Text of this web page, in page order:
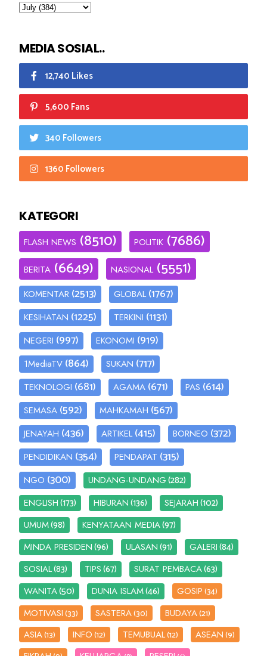
MEDIA SOSIAL..
12,740 Likes
5,600 Fans
340 Followers
1360 Followers
KATEGORI
FLASH NEWS (8510) POLITIK (7686)
BERITA (6649) NASIONAL (5551)
KOMENTAR (2513) GLOBAL (1767)
KESIHATAN (1225) TERKINI (1131)
NEGERI (997) EKONOMI (919)
1MediaTV (864) SUKAN (717)
TEKNOLOGI (681) AGAMA (671) PAS (614)
SEMASA (592) MAHKAMAH (567)
JENAYAH (436) ARTIKEL (415) BORNEO (372)
PENDIDIKAN (354) PENDAPAT (315)
NGO (300) UNDANG-UNDANG(282)
ENGLISH(173) HIBURAN(136) SEJARAH(102)
UMUM(98) KENYATAAN MEDIA(97)
MINDA PRESIDEN(96) ULASAN(91) GALERI(84)
SOSIAL(83) TIPS(67) SURAT PEMBACA(63)
WANITA(50) DUNIA ISLAM(46) GOSIP(34)
MOTIVASI(33) SASTERA(30) BUDAYA(21)
ASIA(13) INFO(12) TEMUBUAL(12) ASEAN(9)